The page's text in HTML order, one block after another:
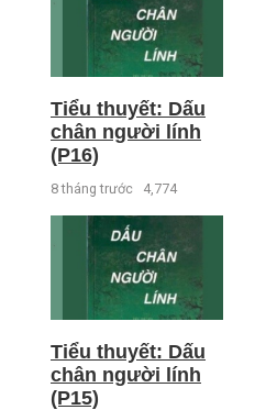
Tiểu thuyết: Dấu
chân người lính
(P16)
8 tháng trước 4,774
Tiểu thuyết: Dấu
chân người lính
(P15)